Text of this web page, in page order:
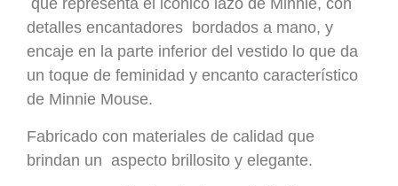
que representa el icónico lazo de Minnie, con
detalles encantadores bordados a mano, y
encaje en la parte inferior del vestido lo que da
un toque de feminidad y encanto característico
de Minnie Mouse.
Fabricado con materiales de calidad que
brindan un aspecto brillosito y elegante.